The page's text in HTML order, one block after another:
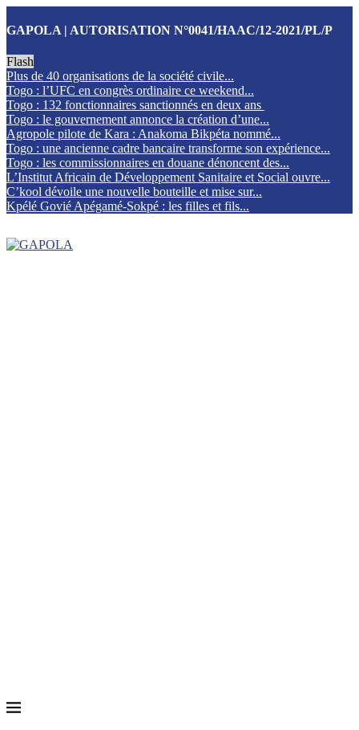
GAPOLA | AUTORISATION N°0041/HAAC/12-2021/PL/P
Flash
Plus de 40 organisations de la société civile...
Togo : l’UFC en congrès ordinaire ce weekend...
Togo : 132 fonctionnaires sanctionnés en deux ans
Togo : le gouvernement annonce la création d’une...
Agropole pilote de Kara : Anakoma Bikpéta nommé...
Togo : une ancienne cadre bancaire transforme son expérience...
Togo : les commissionnaires en douane dénoncent des...
L’Institut Africain de Développement Sanitaire et Social ouvre...
C’kool dévoile une nouvelle bouteille et mise sur...
Kpélé Govié Apégamé-Sokpé : les filles et fils...